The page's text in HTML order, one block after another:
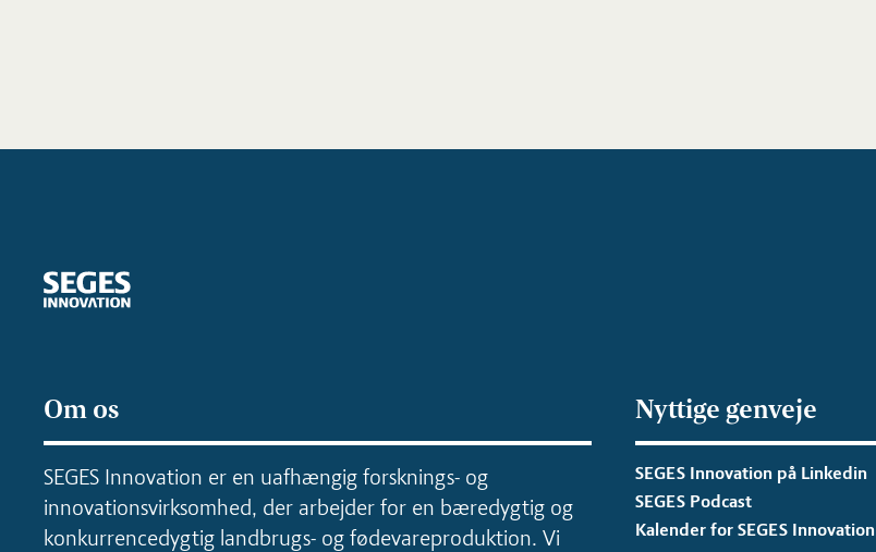
Om os
SEGES Innovation er en uafhængig forsknings- og
innovationsvirksomhed, der arbejder for en bæredygtig og
konkurrencedygtig landbrugs- og fødevareproduktion. Vi
Nyttige genveje
SEGES Innovation på Linkedin
SEGES Podcast
Kalender for SEGES Innovation